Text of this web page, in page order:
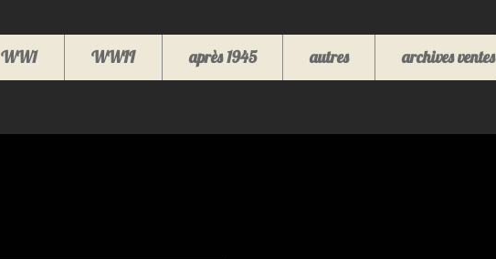
WW1 WWII après 1945 autres archives ventes